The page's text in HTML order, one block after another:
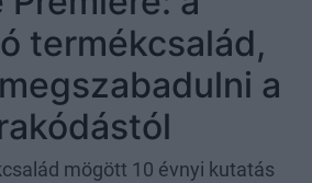
termékcsalád,
a
mögött 10 évnyi kutatás